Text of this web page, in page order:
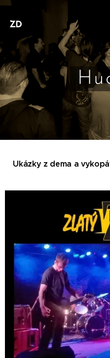
ZD
Ukázky z dema a